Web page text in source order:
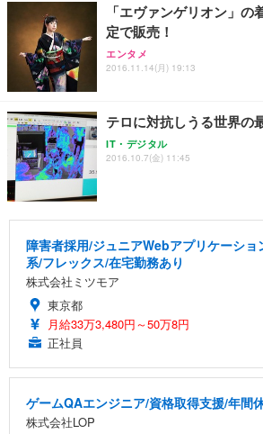
「エヴァンゲリオン」
定で販売！
エンタメ
2016.11.14(月) 19:13
テロに対抗しうる世界の
IT・デジタル
2016.10.7(金) 11:45
障害者採用/ジュニアWebアプリケーショ
系/フレックス/在宅勤務あり
株式会社ミツモア
東京都
月給33万3,480円～50万8円
正社員
ゲームQAエンジニア/資格取得支援/年間
株式会社LOP